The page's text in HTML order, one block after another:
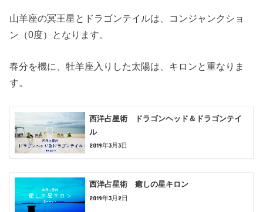
山羊座の冥王星とドラゴンテイルは、コンジャンクショ
ン（0度）となります。
春分を機に、牡羊座入りした太陽は、キロンと重なりま
す。
西洋占星術 ドラゴンヘッド＆ドラゴンテイ
ル
2019年3月3日
西洋占星術 癒しの星キロン
2019年3月2日